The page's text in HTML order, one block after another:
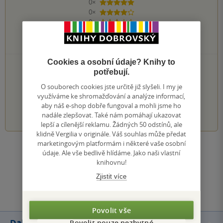
0×
5 hvězdiček
0×
4 hvězdičky
0×
3 hvězdičky
0×
2 hvězdičky
0×
1 hvezdička
PŘIDEJTE SVÉ HODNOCENÍ KNIHY
Hodnocení našich knihkupců: 0.0 z 5
1 2 3 4 5
Zobrazit všechna hodnocení
Přidat hodnocení
Cookies a osobní údaje? Knihy to
potřebují.
O souborech cookies jste určitě již slyšeli. I my je
využíváme ke shromažďování a analýze informací,
aby náš e-shop dobře fungoval a mohli jsme ho
nadále zlepšovat. Také nám pomáhají ukazovat
lepší a cílenější reklamu. Žádných 50 odstínů, ale
klidně Vergilia v originále. Váš souhlas může předat
marketingovým platformám i některé vaše osobní
údaje. Ale vše bedlivě hlídáme. Jako naši vlastní
knihovnu!
Zjistit více
Povolit vše